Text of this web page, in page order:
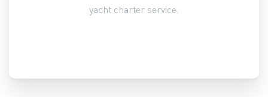
yacht charter service.